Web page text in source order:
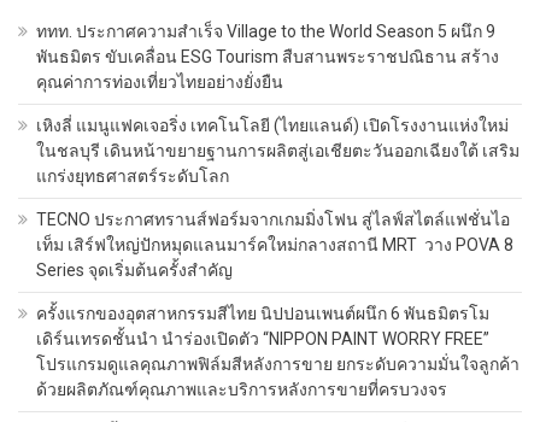
ททท. ประกาศความสำเร็จ Village to the World Season 5 ผนึก 9
พันธมิตร ขับเคลื่อน ESG Tourism สืบสานพระราชปณิธาน สร้าง
คุณค่าการท่องเที่ยวไทยอย่างยั่งยืน
เหิงลี่ แมนูแฟคเจอริ่ง เทคโนโลยี (ไทยแลนด์) เปิดโรงงานแห่งใหม่
ในชลบุรี เดินหน้าขยายฐานการผลิตสู่เอเชียตะวันออกเฉียงใต้ เสริม
แกร่งยุทธศาสตร์ระดับโลก
TECNO ประกาศทรานส์ฟอร์มจากเกมมิ่งโฟน สู่ไลฟ์สไตล์แฟชั่นไอ
เท็ม เสิร์ฟใหญ่ปักหมุดแลนมาร์คใหม่กลางสถานี MRT วาง POVA 8
Series จุดเริ่มต้นครั้งสำคัญ
ครั้งแรกของอุตสาหกรรมสีไทย นิปปอนเพนต์ผนึก 6 พันธมิตรโม
เดิร์นเทรดชั้นนำ นำร่องเปิดตัว “NIPPON PAINT WORRY FREE”
โปรแกรมดูแลคุณภาพฟิล์มสีหลังการขาย ยกระดับความมั่นใจลูกค้า
ด้วยผลิตภัณฑ์คุณภาพและบริการหลังการขายที่ครบวงจร